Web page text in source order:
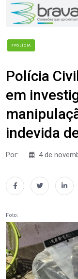
#POLÍCIA
Polícia
em
indevida
Por: 4 de
Foto: